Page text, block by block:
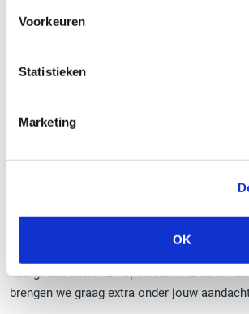
Voorkeuren
Statistieken
Marketing
OK
Corrie van Son - van de Wiel
UITGELICHTE VACATURES
Iets goeds doen kan op zoveel manieren!
brengen we graag extra onder jouw